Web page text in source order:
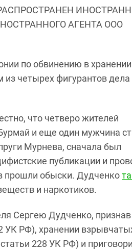
АГЕНТА ООО
по обвинению в хранении
четырех фигурантов дела
что четверо жителей
и еще один мужчина
Мурнева, сначала был
публикации и
прошли обыски. Дудченко
и наркотиков.
Сергею Дудченко, признав
УК РФ), хранении
228 УК РФ) и